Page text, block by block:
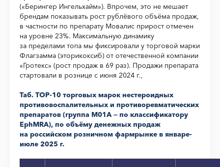
(«Берингер Ингельхайм»). Впрочем, это не мешает
брендам показывать рост рублёвого объёма продаж,
в частности по препарату Мовалис прирост отмечен
на уровне 23%. Максимальную динамику
за пределами топа мы фиксировали у торговой марки
Флагзамма (эторикоксиб) от отечественной компании
«Гротекс» (рост продаж в 69 раз). Продажи препарата
стартовали в рознице с июня 2024 г.,
Таб. ТОР-10 торговых марок нестероидных
противовоспалительных и противоревматических
препаратов (группа M01A — по классификатору
EphMRA), по объёму денежных продаж
на российском розничном фармрынке в январе-
июле 2025 г.